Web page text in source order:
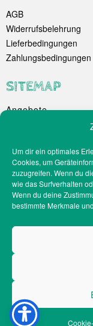
Um dir ein optimales
Cookies, um
zuzugreifen. Wenn du
wie das Surfverhalten
Wenn du deine
bestimmte Merkmale
AGB
Widerrufsbelehrung
Lieferbedingungen
Zahlungsbedingungen
SITEMAP
Angebote
Catering
Webshop
Filialen
Kontakt
Impressum
Social-Media-
Barrierefreiheit